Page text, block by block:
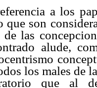
a los
que son
de las
alude,
los males de
que al